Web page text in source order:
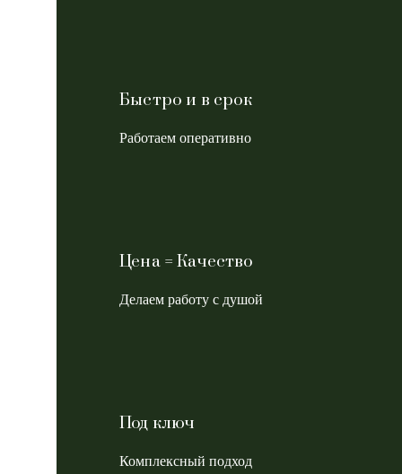
Быстро и в срок
Работаем оперативно
Цена = Качество
Делаем работу с душой
Под ключ
Комплексный подход